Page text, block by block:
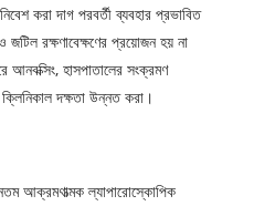
করা দাগ পরবর্তী ব্যবহার প্রভাবিত
রক্ষণাবেক্ষণের প্রয়োজন হয় না
আনবক্সিং, হাসপাতালের সংক্রমণ
দক্ষতা উন্নত করা।
আক্রমণাত্মক ল্যাপারোস্কোপিক